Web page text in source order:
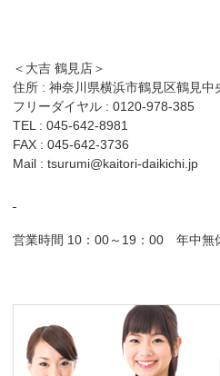
＜大吉 鶴見店＞
住所 : 神奈川県横浜市鶴見区鶴見中
フリーダイヤル : 0120-978-385
TEL : 045-642-8981
FAX : 045-642-3736
Mail : tsurumi@kaitori-daikichi.jp
営業時間 10：00～19：00 年中無